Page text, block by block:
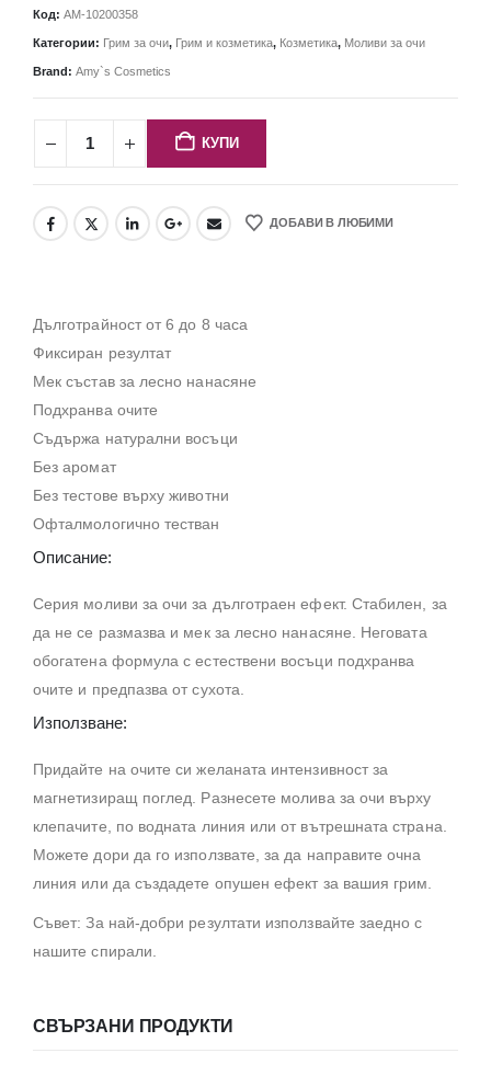
Код: AM-10200358
Категории: Грим за очи, Грим и козметика, Козметика, Моливи за очи
Brand: Amy`s Cosmetics
КУПИ
ДОБАВИ В ЛЮБИМИ
Дълготрайност от 6 до 8 часа
Фиксиран резултат
Мек състав за лесно нанасяне
Подхранва очите
Съдържа натурални восъци
Без аромат
Без тестове върху животни
Офталмологично тестван
Описание:
Серия моливи за очи за дълготраен ефект. Стабилен, за
да не се размазва и мек за лесно нанасяне. Неговата
обогатена формула с естествени восъци подхранва
очите и предпазва от сухота.
Използване:
Придайте на очите си желаната интензивност за
магнетизиращ поглед. Разнесете молива за очи върху
клепачите, по водната линия или от вътрешната страна.
Можете дори да го използвате, за да направите очна
линия или да създадете опушен ефект за вашия грим.
Съвет: За най-добри резултати използвайте заедно с
нашите спирали.
СВЪРЗАНИ ПРОДУКТИ